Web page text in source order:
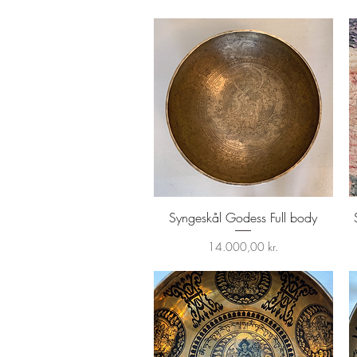
Hurtigvisning
Syngeskål Godess Full body
Pris
14.000,00 kr.